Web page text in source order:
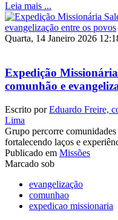
Leia mais ...
Quarta, 14 Janeiro 2026
Expedição
comunhão e
Escrito porEduardo Freire,
Lima
Grupo percorre
fortalecendo laços e
Publicado em Missões
Marcado sob
evangelização
comunhao
expedicao missionaria